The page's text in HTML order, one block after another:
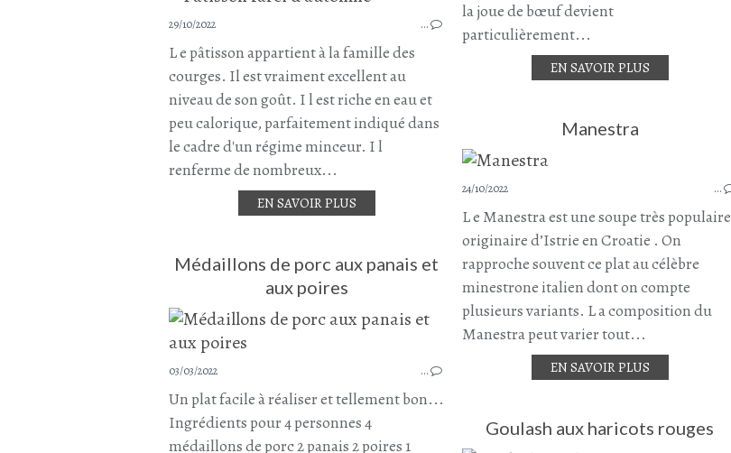
la joue de bœuf devient
particulièrement...
EN SAVOIR PLUSCAROTTE
29/10/2022 …
L e pâtisson appartient à la famille des
courges. Il est vraiment excellent au
niveau de son goût. I l est riche en eau et
peu calorique, parfaitement indiqué dans
le cadre d'un régime minceur. I l
renferme de nombreux...
EN SAVOIR PLUS
Manestra
24/10/2022 …
L e Manestra est une soupe très populaire
originaire d’Istrie en Croatie . On
rapproche souvent ce plat au célèbre
minestrone italien dont on compte
plusieurs variants. L a composition du
Manestra peut varier tout...
EN SAVOIR PLUS
Médaillons de porc aux panais et
aux poires
PLAT COMPLET
03/03/2022 …
Un plat facile à réaliser et tellement bon...
Ingrédients pour 4 personnes 4
médaillons de porc 2 panais 2 poires 1
Goulash aux haricots rouges